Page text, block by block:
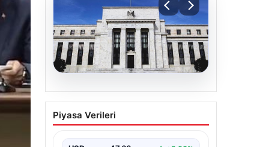
04.08.2026
Fed faizi sabit tuttu
Piyasa Verileri